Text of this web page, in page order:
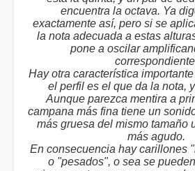
encuentra la octava. Ya
exactamente así, pero si se
la nota adecuada a estas
pone a oscilar
Hay otra característica
el perfil es el que da la nota,
Aunque parezca mentira a
campana más fina tiene un
más gruesa del mismo tamaño
más agudo.
En consecuencia hay carillones
o "pesados", o sea se